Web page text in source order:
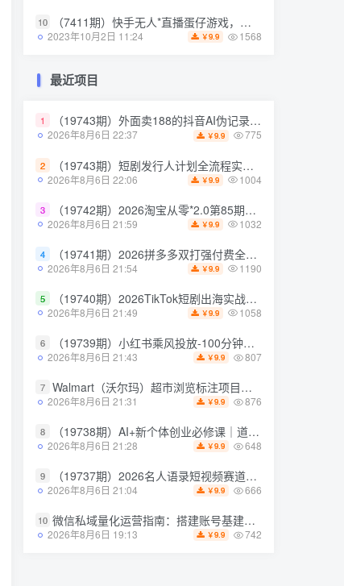
10 （7411期）快手无人*直播蛋仔游戏，一天收入700+流程简单人人可做（送10G素材）
2023年10月2日 11:24 ￥9.9 1568
最近项目
1 （19743期）外面卖188的抖音AI伪记录片赛道掘金全攻略；从选题到发布十一大环节拆解，零基础也能做出高流量真实感内容
2026年8月6日 22:37 ￥9.9 775
2 （19743期）短剧发行人计划全流程实操教程；从账号*到选剧剪辑再到发布技巧，零基础也能快速上手出单
2026年8月6日 22:06 ￥9.9 1004
3 （19742期）2026淘宝从零*2.0第85期；主推款五项高权重初始设置，改销量评晒秒单快速破零积累基础权重
2026年8月6日 21:59 ￥9.9 1032
4 （19741期）2026拼多多双打强付费全攻略-62期；成本推广加托管双剑合璧，系统讲解7种付费玩法优劣势与选择策略
2026年8月6日 21:54 ￥9.9 1190
5 （19740期）2026TikTok短剧出海实战课：IAA广告分账×IAP付费变现×账号搭建×平台规则×双轨爆发×回款全流程
2026年8月6日 21:49 ￥9.9 1058
6 （19739期）小红书乘风投放-100分钟实操课｜开户返点·标准投搭建·莱卡定向，新店建模撬动笔记自然流量全套教学
2026年8月6日 21:43 ￥9.9 807
7 Walmart（沃尔玛）超市浏览标注项目，单账号日收益20+单电脑日收益可达800+带分佣机制【揭秘】
2026年8月6日 21:31 ￥9.9 876
8 （19738期）AI+新个体创业必修课｜道法术器｜商业逻辑·小红书流量·AI智能体｜低成本打造个人变现小生意全套教学
2026年8月6日 21:28 ￥9.9 648
9 （19737期）2026名人语录短视频赛道全攻略；从文案撰写到声音克隆部署，系统掌握涨粉变现双赢制作技术
2026年8月6日 21:04 ￥9.9 666
10 微信私域量化运营指南：搭建账号基建打造热号，脱敏风控规避运营各类高危风险
2026年8月6日 19:13 ￥9.9 742
10 （7411期）快手无人*直播蛋仔游戏，一天收入700+流程简单人人可做（送10G素材）
2023年10月2日 11:24 ￥9.9 1568
最近项目
1 （19743期）外面卖188的抖音AI伪记录片赛道掘金全攻略；从选题到发布十一大环节拆解，零基础也能做出高流量真实感内容
2026年8月6日 22:37 ￥9.9 775
2 （19743期）短剧发行人计划全流程实操教程；从账号*到选剧剪辑再到发布技巧，零基础也能快速上手出单
2026年8月6日 22:06 ￥9.9 1004
3 （19742期）2026淘宝从零*2.0第85期；主推款五项高权重初始设置，改销量评晒秒单快速破零积累基础权重
2026年8月6日 21:59 ￥9.9 1032
4 （19741期）2026拼多多双打强付费全攻略-62期；成本推广加托管双剑合璧，系统讲解7种付费玩法优劣势与选择策略
2026年8月6日 21:54 ￥9.9 1190
5 （19740期）2026TikTok短剧出海实战课：IAA广告分账×IAP付费变现×账号搭建×平台规则×双轨爆发×回款全流程
2026年8月6日 21:49 ￥9.9 1058
6 （19739期）小红书乘风投放-100分钟实操课｜开户返点·标准投搭建·莱卡定向，新店建模撬动笔记自然流量全套教学
2026年8月6日 21:43 ￥9.9 807
7 Walmart（沃尔玛）超市浏览标注项目，单账号日收益20+单电脑日收益可达800+带分佣机制【揭秘】
2026年8月6日 21:31 ￥9.9 876
8 （19738期）AI+新个体创业必修课｜道法术器｜商业逻辑·小红书流量·AI智能体｜低成本打造个人变现小生意全套教学
2026年8月6日 21:28 ￥9.9 648
9 （19737期）2026名人语录短视频赛道全攻略；从文案撰写到声音克隆部署，系统掌握涨粉变现双赢制作技术
2026年8月6日 21:04 ￥9.9 666
10 微信私域量化运营指南：搭建账号基建打造热号，脱敏风控规避运营各类高危风险
2026年8月6日 19:13 ￥9.9 742